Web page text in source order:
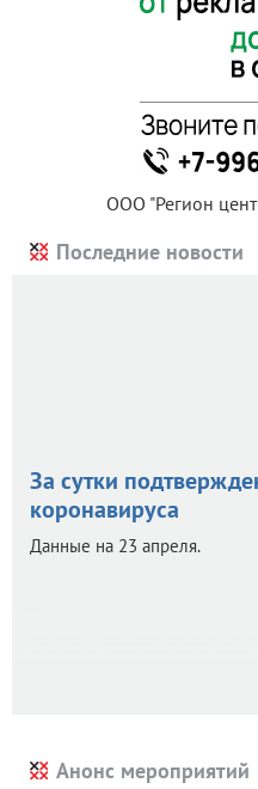
ООО "Регион
Последние новости
За сутки
коронавируса
Данные на 23 апреля.
Анонс мероприятий